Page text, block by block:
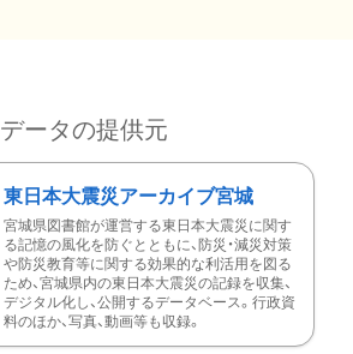
データの提供元
東日本大震災アーカイブ宮城
宮城県図書館が運営する東日本大震災に関す
る記憶の風化を防ぐとともに、防災・減災対策
や防災教育等に関する効果的な利活用を図る
ため、宮城県内の東日本大震災の記録を収集、
デジタル化し、公開するデータベース。行政資
料のほか、写真、動画等も収録。